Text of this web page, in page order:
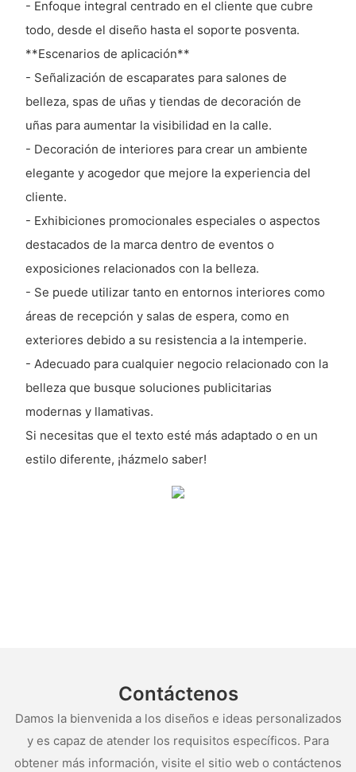
- Enfoque integral centrado en el cliente que cubre
todo, desde el diseño hasta el soporte posventa.
**Escenarios de aplicación**
- Señalización de escaparates para salones de
belleza, spas de uñas y tiendas de decoración de
uñas para aumentar la visibilidad en la calle.
- Decoración de interiores para crear un ambiente
elegante y acogedor que mejore la experiencia del
cliente.
- Exhibiciones promocionales especiales o aspectos
destacados de la marca dentro de eventos o
exposiciones relacionados con la belleza.
- Se puede utilizar tanto en entornos interiores como
áreas de recepción y salas de espera, como en
exteriores debido a su resistencia a la intemperie.
- Adecuado para cualquier negocio relacionado con la
belleza que busque soluciones publicitarias
modernas y llamativas.
Si necesitas que el texto esté más adaptado o en un
estilo diferente, ¡házmelo saber!
Contáctenos
Damos la bienvenida a los diseños e ideas personalizados
y es capaz de atender los requisitos específicos. Para
obtener más información, visite el sitio web o contáctenos